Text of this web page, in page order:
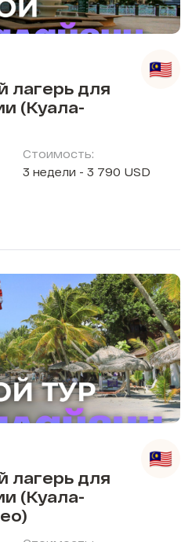
лагерь для
(Куала-
Стоимость:
3 недели - 3 790 USD
лагерь для
(Куала-